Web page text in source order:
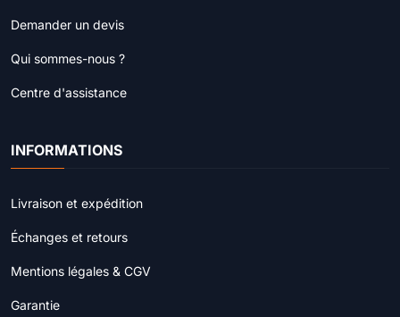
Demander un devis
Qui sommes-nous ?
Centre d'assistance
INFORMATIONS
Livraison et expédition
Échanges et retours
Mentions légales & CGV
Garantie